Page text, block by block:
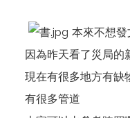
本來不想發
因為昨天看了災局的
現在有很多地方有缺
有很多管道